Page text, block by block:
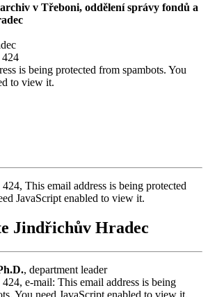
v Třeboni, oddělení správy fondů a
is being protected from spambots. You
to view it.
424, This email address is being protected
JavaScript enabled to view it.
Jindřichův Hradec
, department leader
e-mail: This email address is being